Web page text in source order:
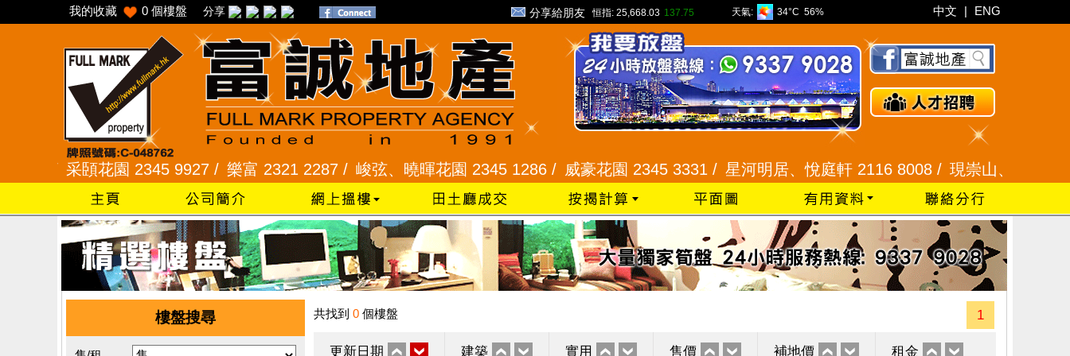
我的收藏 0 個樓盤 分享 分享給朋友 恒指: 25,668.03 137.75 天氣: 34°C 56% 中文 | ENG
采頣花園 2345 9927 / 樂富 2321 2287 / 峻弦、曉暉花園 2345 1286 / 威豪花園 2345 3331 /星河明居、悅庭軒 2116 8008 /現崇山、譽港灣
樓盤搜尋 共找到 0 個樓盤 1
更新日期 建築 實用 售價 補地價 租金